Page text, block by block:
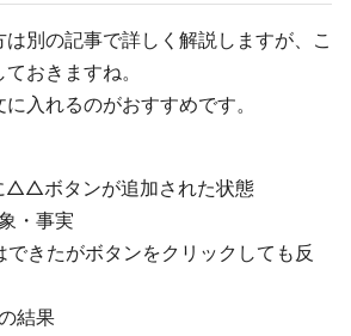
別の記事で詳しく解説しますが、こ
おきますね。
入れるのがおすすめです。
ボタンが追加された状態
・事実
できたがボタンをクリックしても反
結果